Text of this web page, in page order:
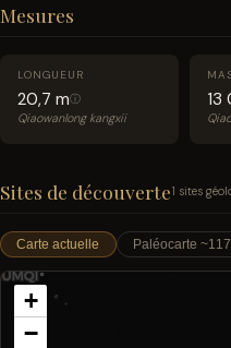
Mesures
LONGUEUR
20,7 mⓘ
Qiaowanlong kangxii
Sites de découverte1 sites
Carte actuelle Paléocarte
+
−